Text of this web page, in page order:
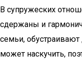
В супружеских
сдержаны и
семьи,
может наскучить,